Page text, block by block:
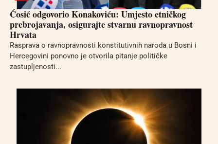
Ćosić odgovorio Konakoviću: Umjesto etničkog
prebrojavanja, osigurajte stvarnu ravnopravnost
Hrvata
Rasprava o ravnopravnosti konstitutivnih naroda u Bosni i
Hercegovini ponovno je otvorila pitanje političke
zastupljenosti...